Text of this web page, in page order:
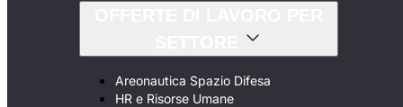
Areonautica Spazio Difesa
HR e Risorse Umane